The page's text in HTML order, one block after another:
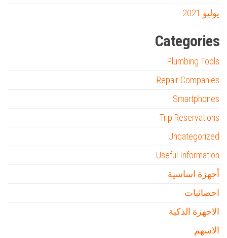
يوليو 2021
Categories
Plumbing Tools
Repair Companies
Smartphones
Trip Reservations
Uncategorized
Useful Information
أجهزة اساسية
احصائيات
الاجهزة الذكية
الاسهم